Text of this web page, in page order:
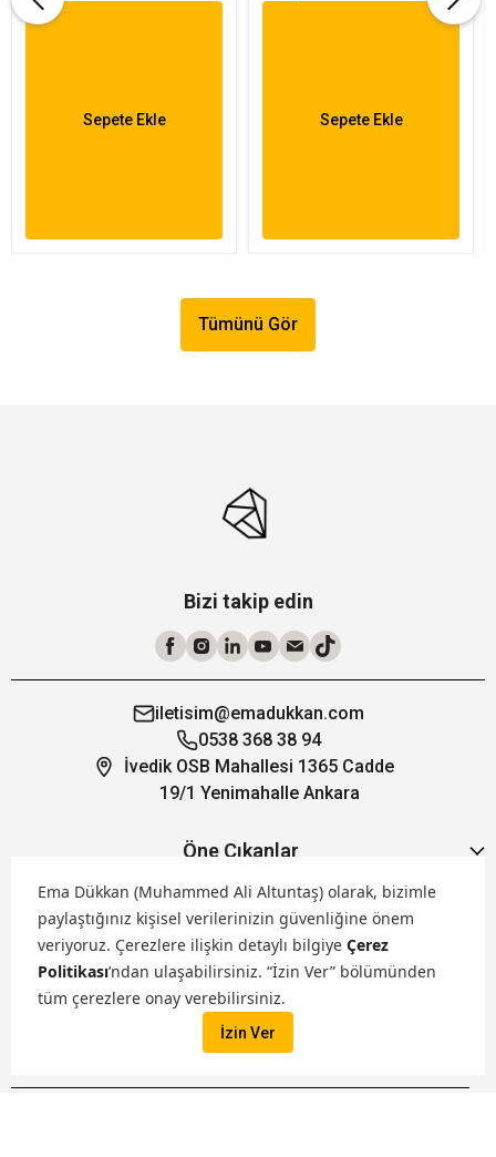
Ema Dükkan (Muhammed Ali Altuntaş) olarak, bizimle
paylaştığınız kişisel verilerinizin güvenliğine önem
veriyoruz. Çerezlere ilişkin detaylı bilgiye Çerez
Politikası’ndan ulaşabilirsiniz. “İzin Ver” bölümünden
tüm çerezlere onay verebilirsiniz.
İzin Ver
Sepete Ekle Sepete Ekle
Tümünü Gör
Bizi takip edin
iletisim@emadukkan.com
0538 368 38 94
İvedik OSB Mahallesi 1365 Cadde
19/1 Yenimahalle Ankara
Öne Çıkanlar
Hakkımızda
Markalarımız
Satış Kanallarımız